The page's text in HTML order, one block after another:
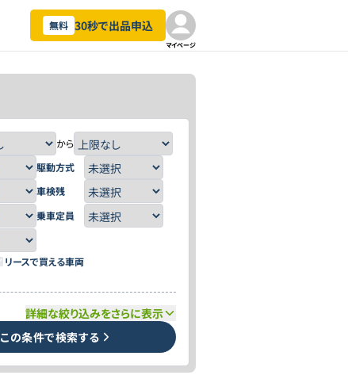
無料 30秒で出品申込
マイページ
から
駆動方式
車検残
乗車定員
リースで買える車両
詳細な絞り込みをさらに表示
この条件で検索する